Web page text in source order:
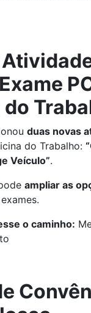
duas novas
do Trabalho:
Veículo”.
ampliar as
o caminho: